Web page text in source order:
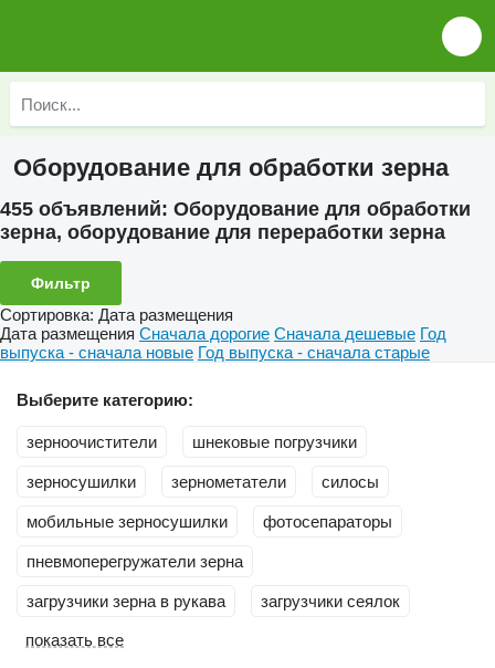
Оборудование для обработки зерна
455 объявлений: Оборудование для обработки
зерна, оборудование для переработки зерна
Фильтр
Сортировка: Дата размещения
Дата размещения Сначала дорогие Сначала дешевые Год
выпуска - сначала новые Год выпуска - сначала старые
Выберите категорию:
зерноочистители шнековые погрузчики
зерносушилки зернометатели силосы
мобильные зерносушилки фотосепараторы
пневмоперегружатели зерна
загрузчики зерна в рукава загрузчики сеялок
показать все